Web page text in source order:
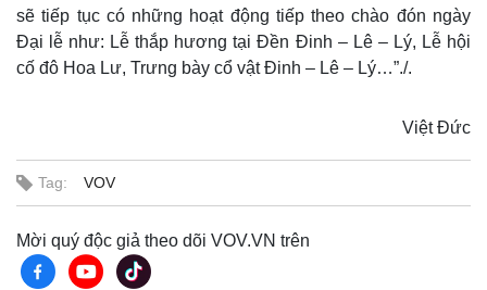
Vì cộng đồng
Chuyển đổi số
Dinh dưỡng - món ngon
Cây thuốc
sẽ tiếp tục có những hoạt động tiếp theo chào đón ngày
Đại lễ như: Lễ thắp hương tại Đền Đinh – Lê – Lý, Lễ hội
cố đô Hoa Lư, Trưng bày cổ vật Đinh – Lê – Lý…”./.
Việt Đức
Tag: VOV
Mời quý độc giả theo dõi VOV.VN trên